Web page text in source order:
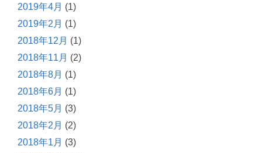
2019年4月 (1)
2019年2月 (1)
2018年12月 (1)
2018年11月 (2)
2018年8月 (1)
2018年6月 (1)
2018年5月 (3)
2018年2月 (2)
2018年1月 (3)